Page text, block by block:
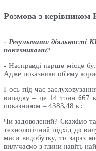
Розмова з
- Результати діяльності
показниками?
- Насправді перше місце
Адже показники об'єму
І ось під час
випадку – це 14 тонн 667
показником – 4383,48 кг.
Чи задоволений? Скажімо
технологічний підхід до
маси видобутку, то зараз
вилучаємо з глини навіть